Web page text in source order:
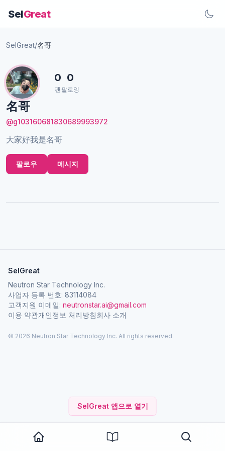
SelGreat
SelGreat 앱으로 열기
SelGreat/名哥
名哥
@g103160681830689993972
大家好我是名哥
0
팬
0
팔로잉
팔로우 메시지
SelGreat
Neutron Star Technology Inc.
사업자 등록 번호: 83114084
고객지원 이메일: neutronstar.ai@gmail.com
이용 약관개인정보 처리방침회사 소개
© 2026 Neutron Star Technology Inc. All rights reserved.